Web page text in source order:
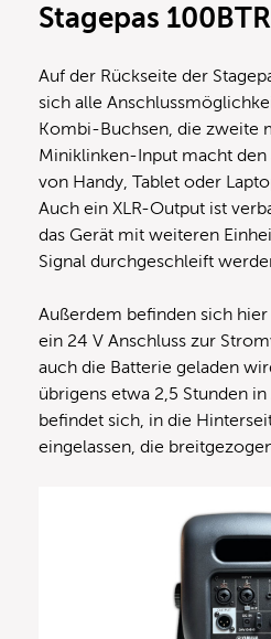
Stagepas 100BTR
Auf der Rückseite der
sich alle
Kombi-Buchsen, die zweite
Miniklinken-Input macht den
von Handy, Tablet oder
Auch ein XLR-Output ist
das Gerät mit weiteren
Signal durchgeschleift
Außerdem befinden sich
ein 24 V Anschluss zur
auch die Batterie geladen
übrigens etwa 2,5 Stunden
befindet sich, in die
eingelassen, die